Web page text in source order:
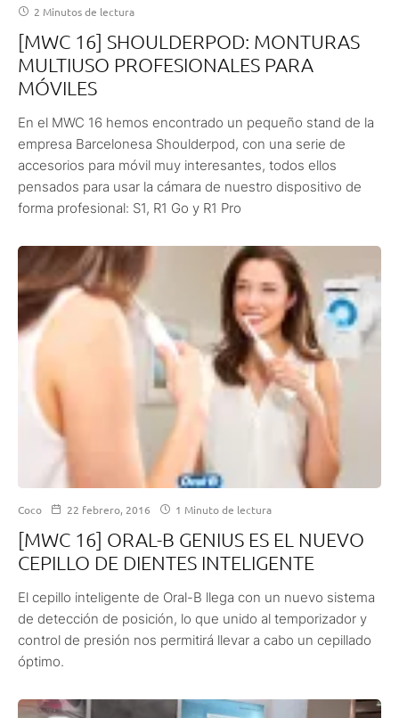
2 Minutos de lectura
[MWC 16] SHOULDERPOD: MONTURAS
MULTIUSO PROFESIONALES PARA
MÓVILES
En el MWC 16 hemos encontrado un pequeño stand de la
empresa Barcelonesa Shoulderpod, con una serie de
accesorios para móvil muy interesantes, todos ellos
pensados para usar la cámara de nuestro dispositivo de
forma profesional: S1, R1 Go y R1 Pro
Coco 22 febrero, 2016 1 Minuto de lectura
[MWC 16] ORAL-B GENIUS ES EL NUEVO
CEPILLO DE DIENTES INTELIGENTE
El cepillo inteligente de Oral-B llega con un nuevo sistema
de detección de posición, lo que unido al temporizador y
control de presión nos permitirá llevar a cabo un cepillado
óptimo.